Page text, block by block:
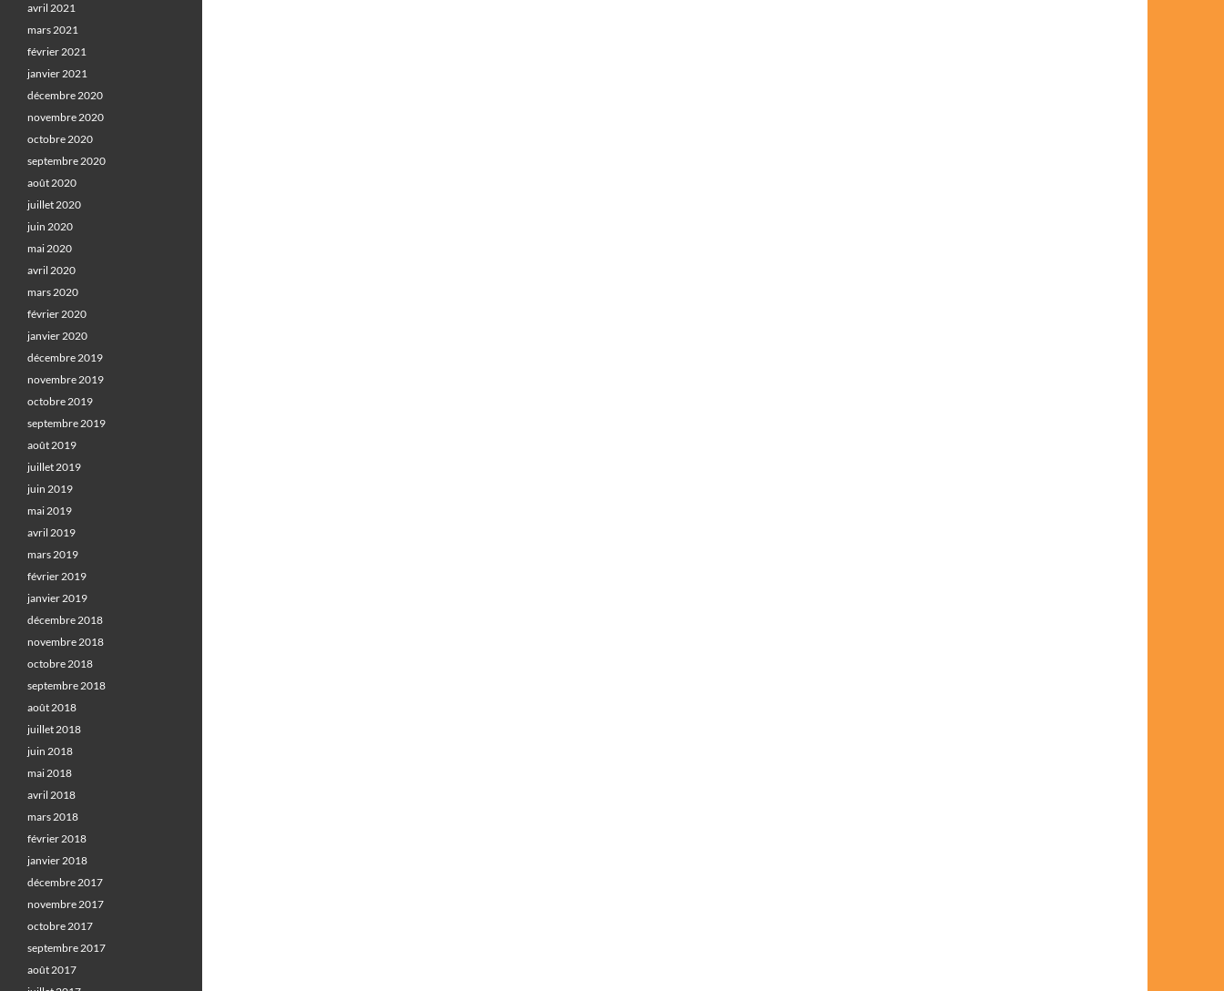
avril 2021
mars 2021
février 2021
janvier 2021
décembre 2020
novembre 2020
octobre 2020
septembre 2020
août 2020
juillet 2020
juin 2020
mai 2020
avril 2020
mars 2020
février 2020
janvier 2020
décembre 2019
novembre 2019
octobre 2019
septembre 2019
août 2019
juillet 2019
juin 2019
mai 2019
avril 2019
mars 2019
février 2019
janvier 2019
décembre 2018
novembre 2018
octobre 2018
septembre 2018
août 2018
juillet 2018
juin 2018
mai 2018
avril 2018
mars 2018
février 2018
janvier 2018
décembre 2017
novembre 2017
octobre 2017
septembre 2017
août 2017